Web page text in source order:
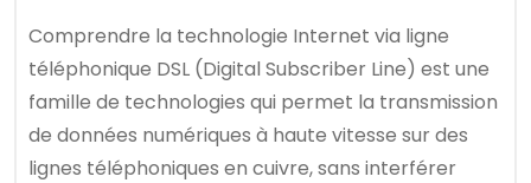
Comprendre la technologie Internet via ligne
téléphonique DSL (Digital Subscriber Line) est une
famille de technologies qui permet la transmission
de données numériques à haute vitesse sur des
lignes téléphoniques en cuivre, sans interférer